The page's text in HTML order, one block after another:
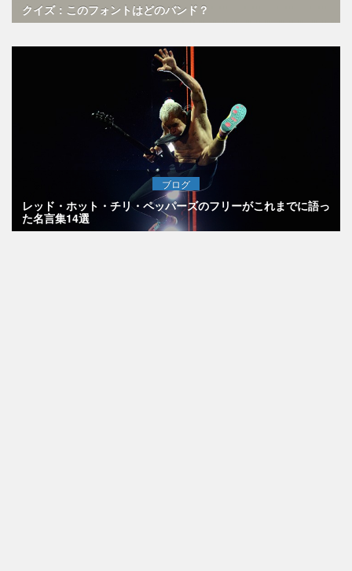
クイズ：このフォントはどのバンド？
ブログ
レッド・ホット・チリ・ペッパーズのフリーがこれまでに語っ
た名言集14選